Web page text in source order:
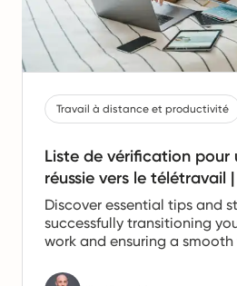
Travail à distance et productivité
Liste de vérification pour
réussie vers le télétravail
Discover essential tips and
successfully transitioning
work and ensuring a